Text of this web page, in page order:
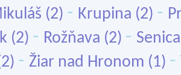
(2) - Krupina (2) -
(2) - Rožňava (2) - Senica
- Žiar nad Hronom (1) -